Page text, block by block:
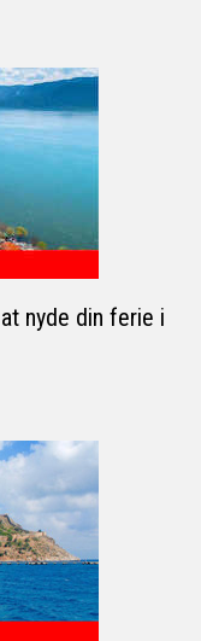
nyde din ferie i